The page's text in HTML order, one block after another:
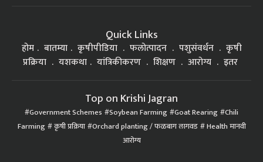
Quick Links
होम बातम्या कृषीपीडिया फलोत्पादन पशुसंवर्धन
कृषी
प्रक्रिया
यशकथा यांत्रिकीकरण शिक्षण आरोग्य इतर
Top on Krishi Jagran
Government Schemes Soybean Farming Goat Rearing Chili
Farming कृषी प्रक्रिया Orchard planting / फळबाग लागवड Health मानवी
आरोग्य